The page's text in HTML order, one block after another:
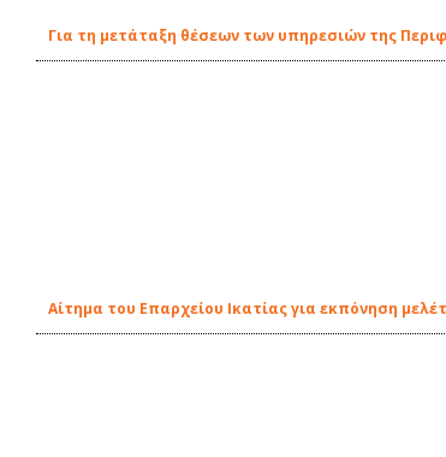
Για τη μετάταξη θέσεων των υπηρεσιών της
Αίτημα του Επαρχείου Ικατίας για εκπόνηση